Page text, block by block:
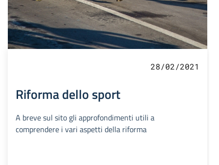
28/02/2021
Riforma dello sport
A breve sul sito gli approfondimenti utili a
comprendere i vari aspetti della riforma